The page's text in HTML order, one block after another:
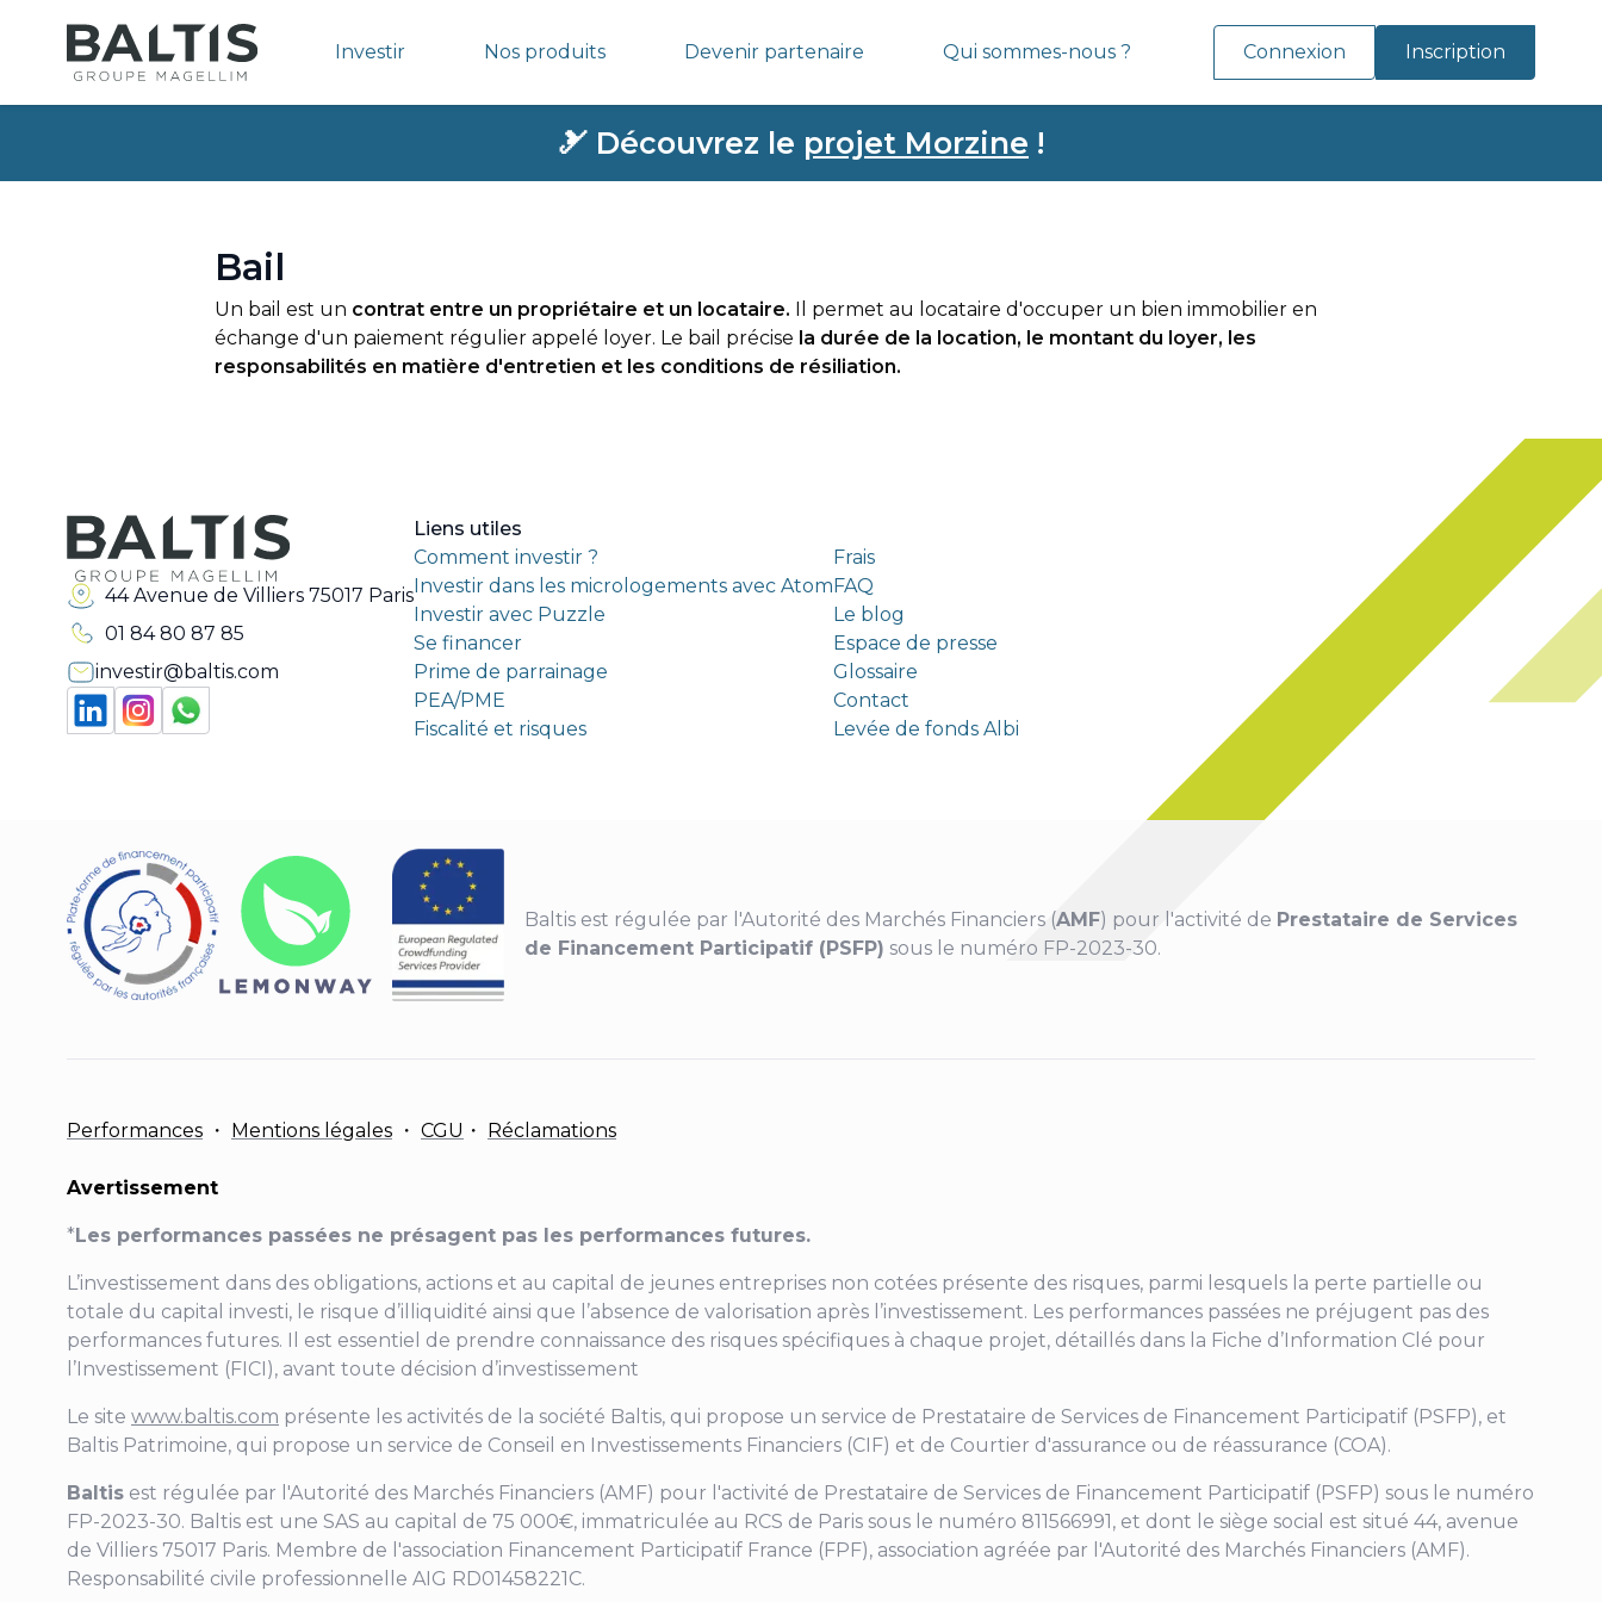
Investir Nos produits Devenir partenaire Qui sommes-nous ? Connexion Inscription
🎿 Découvrez le projet Morzine !
Bail
Un bail est un contrat entre un propriétaire et un locataire. Il permet au locataire d'occuper un bien immobilier en
échange d'un paiement régulier appelé loyer. Le bail précise la durée de la location, le montant du loyer, les
responsabilités en matière d'entretien et les conditions de résiliation.
44 Avenue de Villiers 75017 Paris
01 84 80 87 85
investir@baltis.com
Liens utiles
Comment investir ?
Investir dans les micrologements avec Atom
Investir avec Puzzle
Se financer
Prime de parrainage
PEA/PME
Fiscalité et risques
Frais
FAQ
Le blog
Espace de presse
Glossaire
Contact
Levée de fonds Albi
Baltis est régulée par l'Autorité des Marchés Financiers (AMF) pour l'activité de Prestataire de Services
de Financement Participatif (PSFP) sous le numéro FP-2023-30.
Performances ・ Mentions légales ・ CGU ・ Réclamations
Avertissement
*Les performances passées ne présagent pas les performances futures.
L’investissement dans des obligations, actions et au capital de jeunes entreprises non cotées présente des risques, parmi lesquels la perte partielle ou
totale du capital investi, le risque d’illiquidité ainsi que l’absence de valorisation après l’investissement. Les performances passées ne préjugent pas des
performances futures. Il est essentiel de prendre connaissance des risques spécifiques à chaque projet, détaillés dans la Fiche d’Information Clé pour
l’Investissement (FICI), avant toute décision d’investissement
Le site www.baltis.com présente les activités de la société Baltis, qui propose un service de Prestataire de Services de Financement Participatif (PSFP), et
Baltis Patrimoine, qui propose un service de Conseil en Investissements Financiers (CIF) et de Courtier d'assurance ou de réassurance (COA).
Baltis est régulée par l'Autorité des Marchés Financiers (AMF) pour l'activité de Prestataire de Services de Financement Participatif (PSFP) sous le numéro
FP-2023-30. Baltis est une SAS au capital de 75 000€, immatriculée au RCS de Paris sous le numéro 811566991, et dont le siège social est situé 44, avenue
de Villiers 75017 Paris. Membre de l'association Financement Participatif France (FPF), association agréée par l'Autorité des Marchés Financiers (AMF).
Responsabilité civile professionnelle AIG RD01458221C.